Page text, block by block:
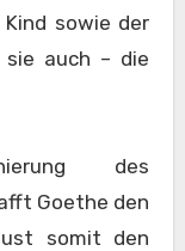
sowie der
auch – die
des
Goethe den
somit den